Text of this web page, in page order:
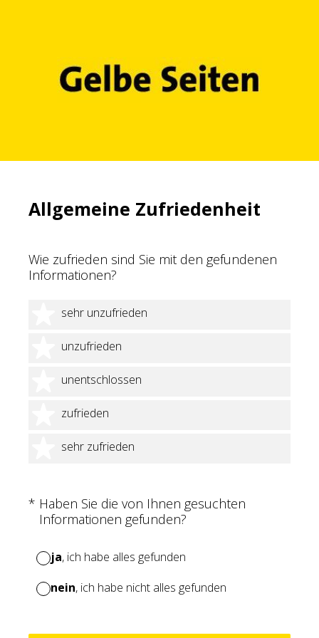
Allgemeine Zufriedenheit
Wie zufrieden sind Sie mit den gefundenen
Informationen?
sehr unzufrieden
1 Stern
unzufrieden
2 Sterne
unentschlossen
3 Sterne
zufrieden
4 Sterne
sehr zufrieden
5 Sterne
* Haben Sie die von Ihnen gesuchten
Informationen gefunden?
(Erforderlich.)
ja, ich habe alles gefunden
nein, ich habe nicht alles gefunden